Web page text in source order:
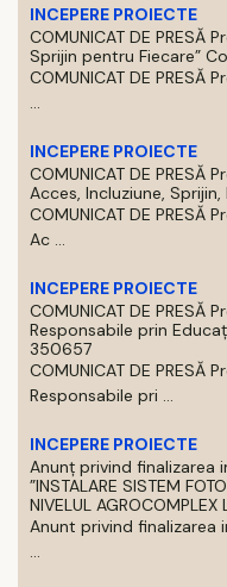
INCEPERE PROIECTE
COMUNICAT DE PRESĂ
Sprijin pentru Fiecare”
COMUNICAT DE PRESĂ
...
INCEPERE PROIECTE
COMUNICAT DE PRESĂ
Acces, Incluziune,
COMUNICAT DE PRESĂ
Ac ...
INCEPERE PROIECTE
COMUNICAT DE PRESĂ
Responsabile prin
350657
COMUNICAT DE PRESĂ
Responsabile pri ...
INCEPERE PROIECTE
Anunț privind
”INSTALARE SISTEM
NIVELUL AGROCOMPLEX
Anunt privind finalizarea
...